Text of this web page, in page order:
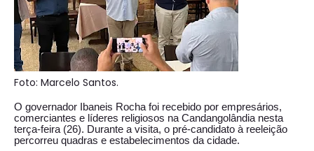
Foto: Marcelo Santos.
O governador Ibaneis Rocha foi recebido por empresários,
comerciantes e líderes religiosos na Candangolândia nesta
terça-feira (26). Durante a visita, o pré-candidato à reeleição
percorreu quadras e estabelecimentos da cidade.